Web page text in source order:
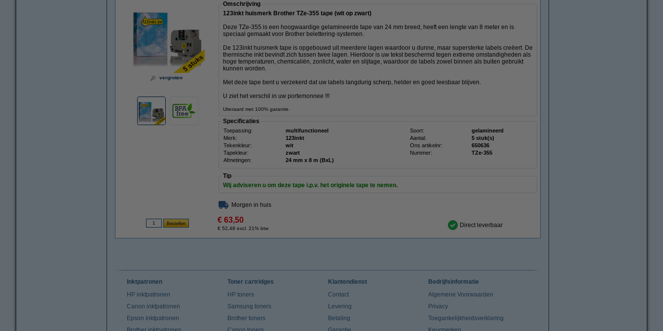
vergroten
Omschrijving
123inkt huismerk Brother TZe-355 tape (wit op zwart)
Deze TZe-355 is een hoogwaardige gelamineerde tape van 24 mm breed, heeft een lengte van 8 meter en is
speciaal gemaakt voor Brother belettering-systemen.
De 123inkt huismerk tape is opgebouwd uit meerdere lagen waardoor u dunne, maar supersterke labels creëert. De
thermische inkt bevindt zich tussen twee lagen. Hierdoor is uw tekst beschermd tegen extreme omstandigheden als
hoge temperaturen, chemicaliën, zonlicht, water en slijtage, waardoor de labels zowel binnen als buiten gebruikt
kunnen worden.
Met deze tape bent u verzekerd dat uw labels langdurig scherp, helder en goed leesbaar blijven.
U ziet het verschil in uw portemonnee !!!
Uiteraard met 100% garantie.
Specificaties
Toepassing: multifunctioneel Soort:
gelamineerd
Merk:
123inkt Aantal:
5 stuk(s)
Tekenkleur:
wit Ons artikelnr:
650636
Tapekleur:
zwart Nummer:
TZe-355
Afmetingen:
24 mm x 8 m (BxL)
Tip
Wij adviseren u om deze tape i.p.v. het originele tape te nemen.
Morgen in huis
€ 63,50
€ 52,48 excl. 21% btw Direct leverbaar
Inktpatronen
HP inktpatronen
Canon inktpatronen
Epson inktpatronen
Toner cartridges
HP toners
Samsung toners
Brother toners
Klantendienst
Contact
Levering
Betaling
Bedrijfsinformatie
Algemene Voorwaarden
Privacy
Toegankelijkheidsverklaring